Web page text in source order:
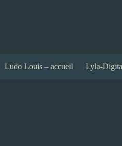
Ludo Louis – accueil Lyla-